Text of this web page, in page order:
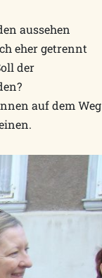
aussehen
eher getrennt
der
auf dem Weg